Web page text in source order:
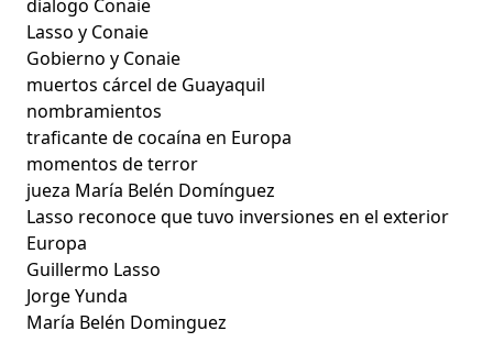
dialogo Conaie
Lasso y Conaie
Gobierno y Conaie
muertos cárcel de Guayaquil
nombramientos
traficante de cocaína en Europa
momentos de terror
jueza María Belén Domínguez
Lasso reconoce que tuvo inversiones en el exterior
Europa
Guillermo Lasso
Jorge Yunda
María Belén Dominguez